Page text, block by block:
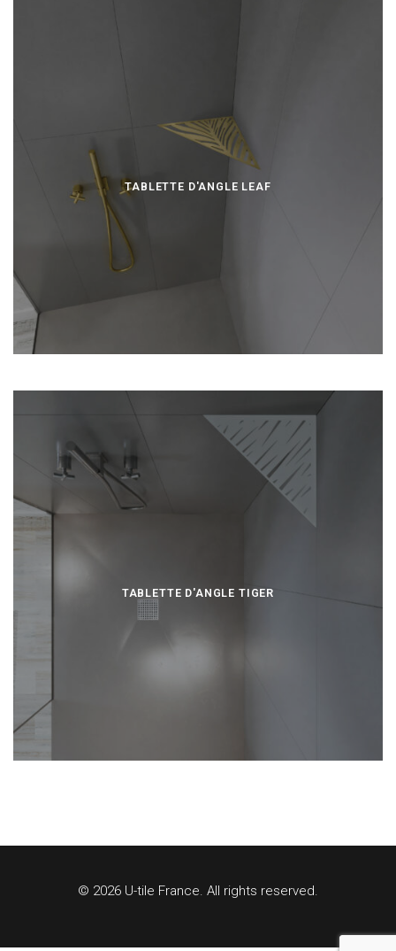
TABLETTE D'ANGLE LEAF
TABLETTE D'ANGLE TIGER
© 2026 U-tile France. All rights reserved.